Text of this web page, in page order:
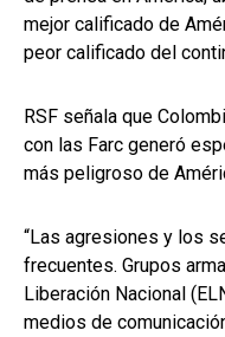
mejor calificado de
peor calificado del
RSF señala que
con las Farc generó
más peligroso de
“Las agresiones y los
frecuentes. Grupos
Liberación Nacional
medios de